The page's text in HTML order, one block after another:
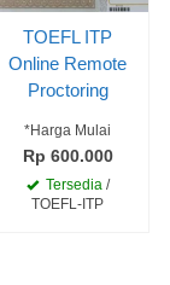
TOEFL ITP
Online Remote
Proctoring
*Harga Mulai
Rp 600.000
Tersedia /
TOEFL-ITP